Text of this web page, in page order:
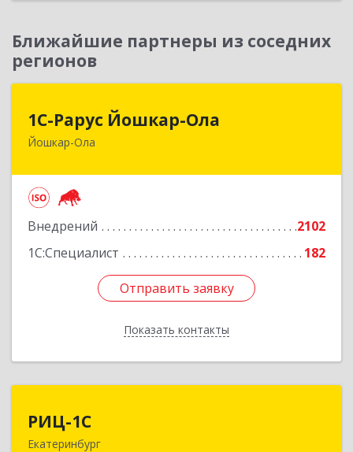
Ближайшие партнеры из соседних
регионов
1С-Рарус Йошкар-Ола
Йошкар-Ола
Внедрений
2102
1С:Специалист
182
Отправить заявку
Показать контакты
424004, Марий Эл Респ, Йошкар-Ола г, Волкова
Отправить заявку
Назад
РИЦ-1С
Екатеринбург
620102, Свердловская обл, Екатеринбург г,